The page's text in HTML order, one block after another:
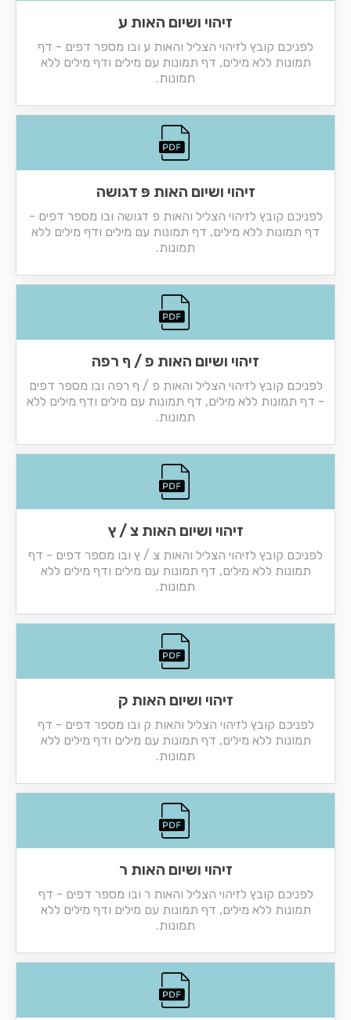
זיהוי ושיום האות ע
לפניכם קובץ לזיהוי הצליל והאות ע ובו מספר דפים - דף
תמונות ללא מילים, דף תמונות עם מילים ודף מילים ללא
תמונות.
זיהוי ושיום האות פּ דגושה
לפניכם קובץ לזיהוי הצליל והאות פ דגושה ובו מספר דפים -
דף תמונות ללא מילים, דף תמונות עם מילים ודף מילים ללא
תמונות.
זיהוי ושיום האות פ / ף רפה
לפניכם קובץ לזיהוי הצליל והאות פ / ף רפה ובו מספר דפים
- דף תמונות ללא מילים, דף תמונות עם מילים ודף מילים ללא
תמונות.
זיהוי ושיום האות צ / ץ
לפניכם קובץ לזיהוי הצליל והאות צ / ץ ובו מספר דפים - דף
תמונות ללא מילים, דף תמונות עם מילים ודף מילים ללא
תמונות.
זיהוי ושיום האות ק
לפניכם קובץ לזיהוי הצליל והאות ק ובו מספר דפים - דף
תמונות ללא מילים, דף תמונות עם מילים ודף מילים ללא
תמונות.
זיהוי ושיום האות ר
לפניכם קובץ לזיהוי הצליל והאות ר ובו מספר דפים - דף
תמונות ללא מילים, דף תמונות עם מילים ודף מילים ללא
תמונות.